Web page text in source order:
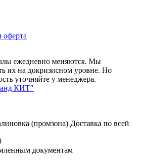
оферта
ежедневно меняются. Мы
их на докризисном уровне. Но
уточняйте у менеджера.
КИТ"
(промзона) Доставка по всей
документам